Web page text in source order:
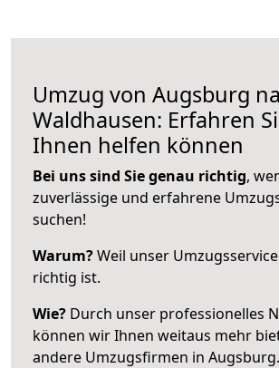
Umzug von Augsburg
Waldhausen: Erfahren
Ihnen helfen können
Bei uns sind Sie genau richtig,
zuverlässige und erfahrene
suchen!
Warum?Weil unser
richtig ist.
Wie? Durch unser professionelles
können wir Ihnen weitaus mehr
andere Umzugsfirmen in Augsburg.